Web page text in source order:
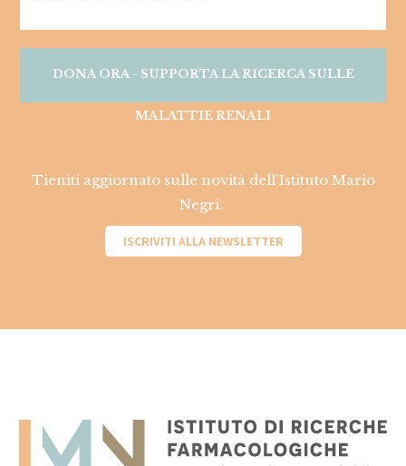
DONA ORA - SUPPORTA LA RICERCA SULLE
MALATTIE RENALI
Tieniti aggiornato sulle novità dell'Istituto Mario
Negri.
ISCRIVITI ALLA NEWSLETTER